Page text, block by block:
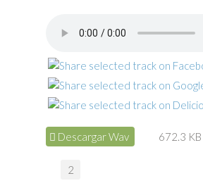
Descargar Wav 672.3 KB
2